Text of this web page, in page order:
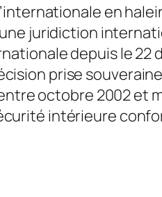
en
juridiction
depuis le 22
prise
octobre 2002 et
intérieure